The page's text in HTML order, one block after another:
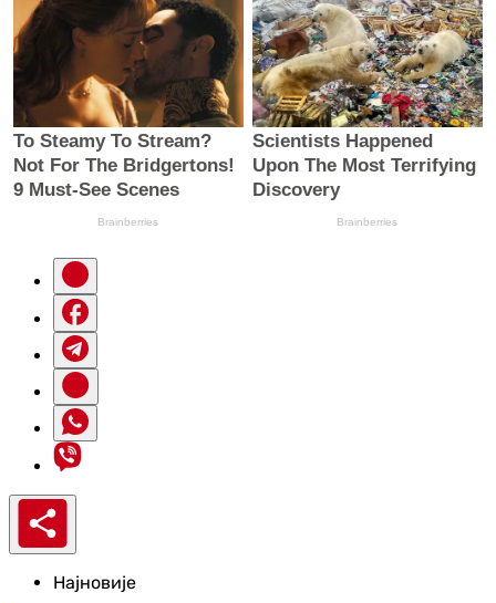
Најновије